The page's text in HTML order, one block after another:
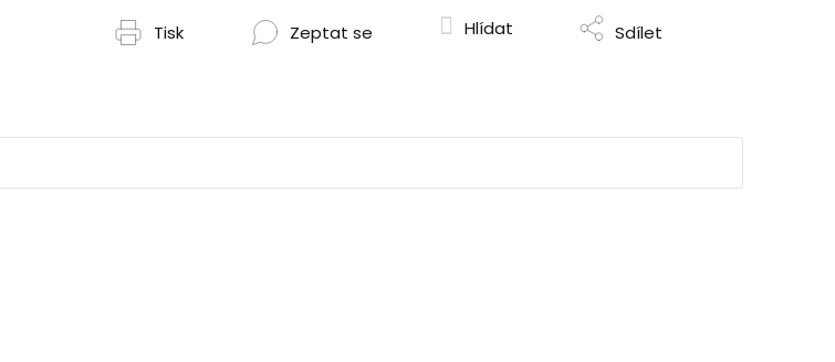
Tisk Zeptat se Hlídat Sdílet